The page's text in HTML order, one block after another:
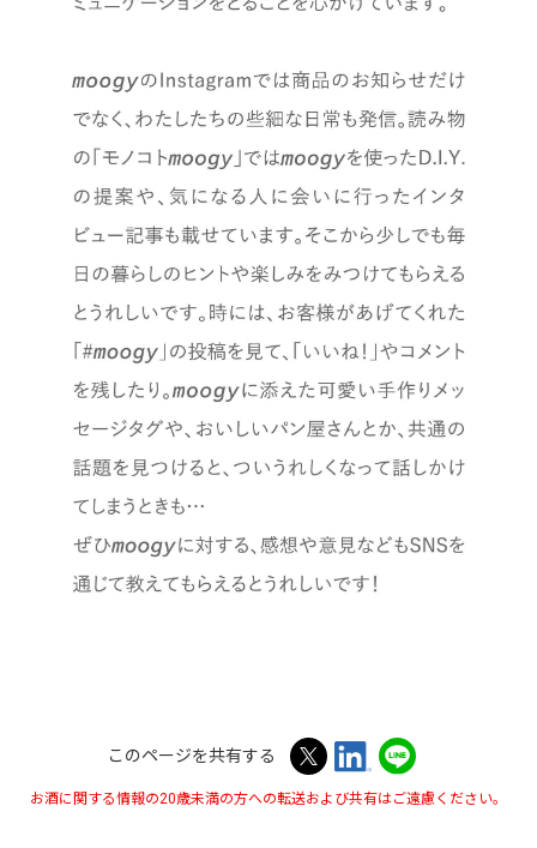
このページを共有する
お酒に関する情報の20歳未満の方への転送および共有はご遠慮ください。